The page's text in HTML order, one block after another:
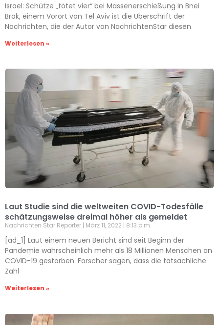
Israel: Schütze „tötet vier“ bei Massenerschießung in Bnei
Brak, einem Vorort von Tel Aviv ist die Überschrift der
Nachrichten, die der Autor von NachrichtenStar diesen
Weiterlesen »
Laut Studie sind die weltweiten COVID-Todesfälle
schätzungsweise dreimal höher als gemeldet
Nachrichten Star Reporter März 11, 2022 8:13 p.m.
[ad_1] Laut einem neuen Bericht sind seit Beginn der
Pandemie wahrscheinlich mehr als 18 Millionen Menschen an
COVID-19 gestorben. Forscher sagen, dass die tatsächliche
Zahl
Weiterlesen »